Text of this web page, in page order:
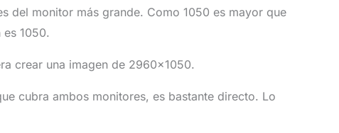
del monitor más grande. Como 1050 es mayor que
es 1050.
crear una imagen de 2960×1050.
cubra ambos monitores, es bastante directo. Lo